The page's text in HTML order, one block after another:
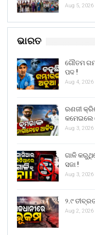
Aug 5, 2026
ଭାରତ
ଗୌତମ
ପଦ !
Aug 4, 2026
ରଣଜୀ
କମେଇଲେ
Aug 3, 2026
ଗାଳି
ସଜା !
Aug 3, 2026
୨.୯
Aug 2, 2026